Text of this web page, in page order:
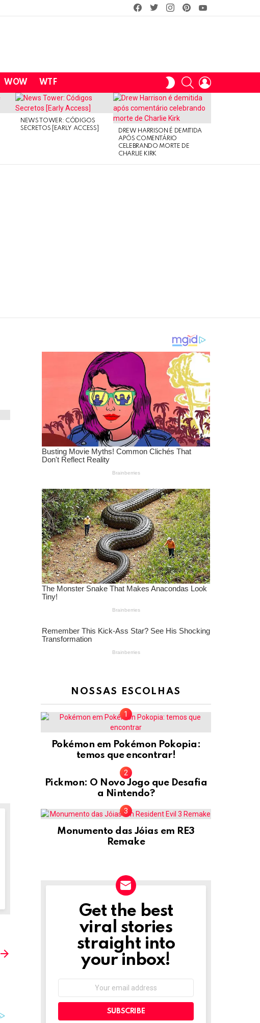
facebooktwitterinstagram
WOW WTF
SWITCH
SKIN
SEARCH
NEWS TOWER: CÓDIGOS
SECRETOS [EARLY ACCESS]
DREW HARRISON É DEMITIDA
APÓS COMENTÁRIO
CELEBRANDO MORTE DE
CHARLIE KIRK
NOSSAS ESCOLHAS
Pokémon em Pokémon Pokopia:
temos que encontrar!
Pickmon: O Novo Jogo que Desafia
a Nintendo?
Monumento das Jóias em RE3
Remake
NEWSLETTER
Get the best
viral stories
straight into
your inbox!